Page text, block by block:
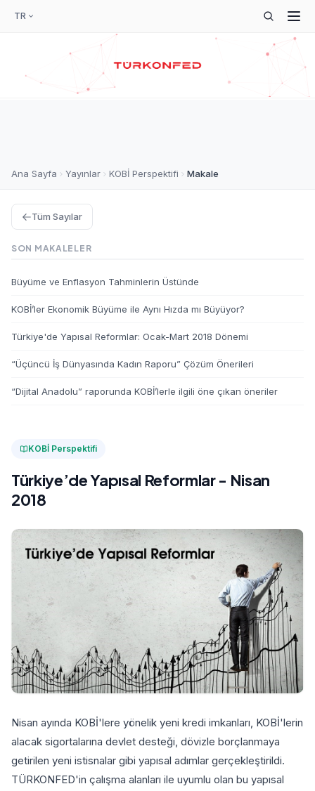
TR
Ana Sayfa Yayınlar KOBİ Perspektifi Makale
KOBİ Perspektifi
Türkiye’de Yapısal Reformlar - Nisan
2018
Nisan ayında KOBİ'lere yönelik yeni kredi imkanları, KOBİ'lerin
alacak sigortalarına devlet desteği, dövizle borçlanmaya
getirilen yeni istisnalar gibi yapısal adımlar gerçekleştirildi.
TÜRKONFED'in çalışma alanları ile uyumlu olan bu yapısal
Tüm Sayılar
SON MAKALELER
Büyüme ve Enflasyon Tahminlerin Üstünde
KOBİ’ler Ekonomik Büyüme ile Aynı Hızda mı Büyüyor?
Türkiye'de Yapısal Reformlar: Ocak-Mart 2018 Dönemi
“Üçüncü İş Dünyasında Kadın Raporu” Çözüm Önerileri
“Dijital Anadolu” raporunda KOBİ’lerle ilgili öne çıkan öneriler